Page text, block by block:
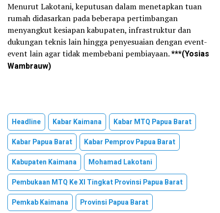
Menurut Lakotani, keputusan dalam menetapkan tuan
rumah didasarkan pada beberapa pertimbangan
menyangkut kesiapan kabupaten, infrastruktur dan
dukungan teknis lain hingga penyesuaian dengan event-
event lain agar tidak membebani pembiayaan.***(Yosias
Wambrauw)
Headline Kabar Kaimana
Kabar MTQ Papua Barat
Kabar Papua Barat
Kabar Pemprov Papua Barat
Kabupaten Kaimana
Mohamad Lakotani
Pembukaan MTQ Ke XI Tingkat Provinsi Papua Barat
Pemkab Kaimana
Provinsi Papua Barat